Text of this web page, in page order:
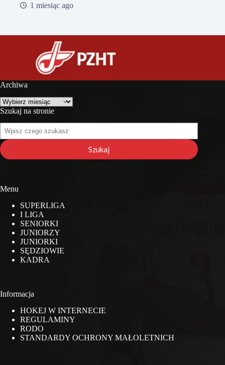
1 miesiąc ago
Archiwa
Archiwa
Szukaj na stronie
Szukaj
na
stronie
Szukaj
Menu
SUPERLIGA
I LIGA
SENIORKI
JUNIORZY
JUNIORKI
SĘDZIOWIE
KADRA
Informacja
HOKEJ W INTERNECIE
REGULAMINY
RODO
STANDARDY OCHRONY MAŁOLETNICH